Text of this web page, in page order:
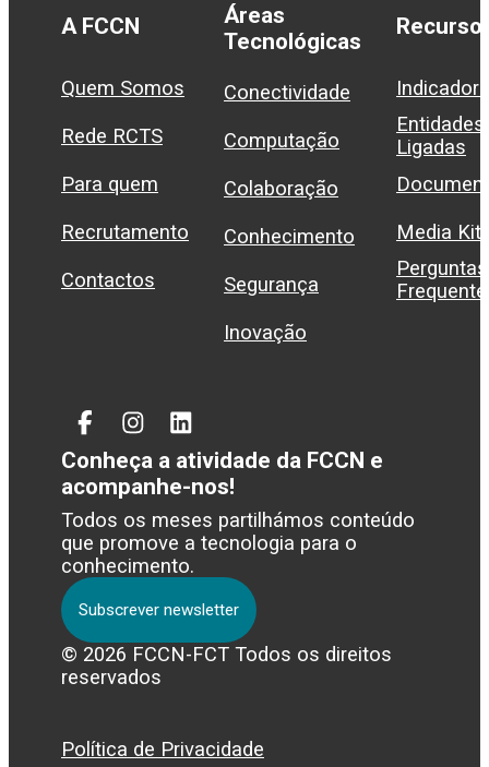
A FCCN
Quem Somos
Rede RCTS
Para quem
Recrutamento
Contactos
Áreas
Tecnológicas
Conectividade
Computação
Colaboração
Conhecimento
Segurança
Inovação
Entidades
Ligadas
Media Kit
Perguntas
FacebookInstagram
Linked
In
Conheça a atividade da FCCN e
acompanhe-nos!
Todos os meses partilhámos conteúdo
que promove a tecnologia para o
conhecimento.
Subscrever newsletter
© 2026 FCCN-FCT Todos os direitos
reservados
Política de Privacidade